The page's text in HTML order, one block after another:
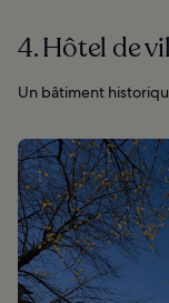
4. Hôtel de
Un bâtiment